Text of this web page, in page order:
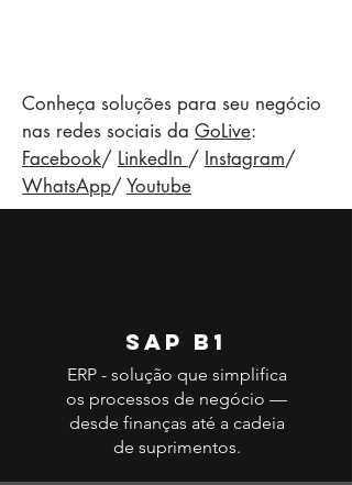
Conheça soluções para seu negócio
nas redes sociais da GoLive:
Facebook/ LinkedIn / Instagram/
WhatsApp/Youtube
SAP b1
ERP - solução que simplifica
os processos de negócio —
desde finanças até a cadeia
de suprimentos.